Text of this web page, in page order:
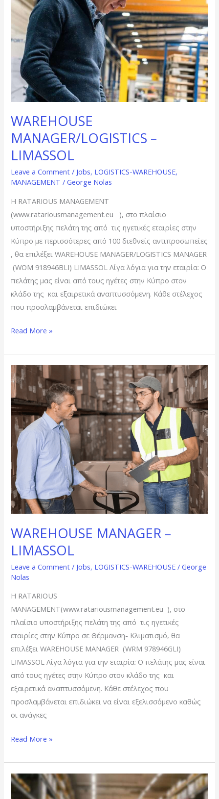
WAREHOUSE
MANAGER/LOGISTICS –
LIMASSOL
Leave a Comment / Jobs, LOGISTICS-WAREHOUSE,
MANAGEMENT /George Nolas
Η RATARIOUS MANAGEMENT
(www.ratariousmanagement.eu ), στο πλαίσιο
υποστήριξης πελάτη της από τις ηγετικές εταιρίες στην
Κύπρο με περισσότερες από 100 διεθνείς αντιπροσωπείες
, θα επιλέξει WAREHOUSE MANAGER/LOGISTICS MANAGER
(WΟM 918946ΒLI) LIMASSOL Λίγα λόγια για την εταιρία: Ο
πελάτης μας είναι από τους ηγέτες στην Κύπρο στον
κλάδο της και εξαιρετικά αναπτυσσόμενη. Κάθε στέλεχος
που προσλαμβάνεται επιδιώκει
Read More »
WAREHOUSE MANAGER –
LIMASSOL
Leave a Comment / Jobs, LOGISTICS-WAREHOUSE /George
Nolas
Η RATARIOUS
MANAGEMENT(www.ratariousmanagement.eu ), στο
πλαίσιο υποστήριξης πελάτη της από τις ηγετικές
εταιρίες στην Κύπρο σε Θέρμανση- Κλιματισμό, θα
επιλέξει WAREHOUSE MANAGER (WRM 978946GLI)
LIMASSOL Λίγα λόγια για την εταιρία: Ο πελάτης μας είναι
από τους ηγέτες στην Κύπρο στον κλάδο της και
εξαιρετικά αναπτυσσόμενη. Κάθε στέλεχος που
προσλαμβάνεται επιδιώκει να είναι εξελισσόμενο καθώς
οι ανάγκες
WAREHOUSE
MANAGER
–
LIMASSOL
Read More »
WAREHOUSE
MANAGER